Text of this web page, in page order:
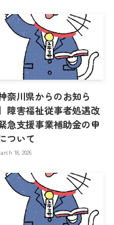
神奈川県からのお知ら
障害福祉従事者処遇改
急支援事業補助金の申
ついて
18, 2026